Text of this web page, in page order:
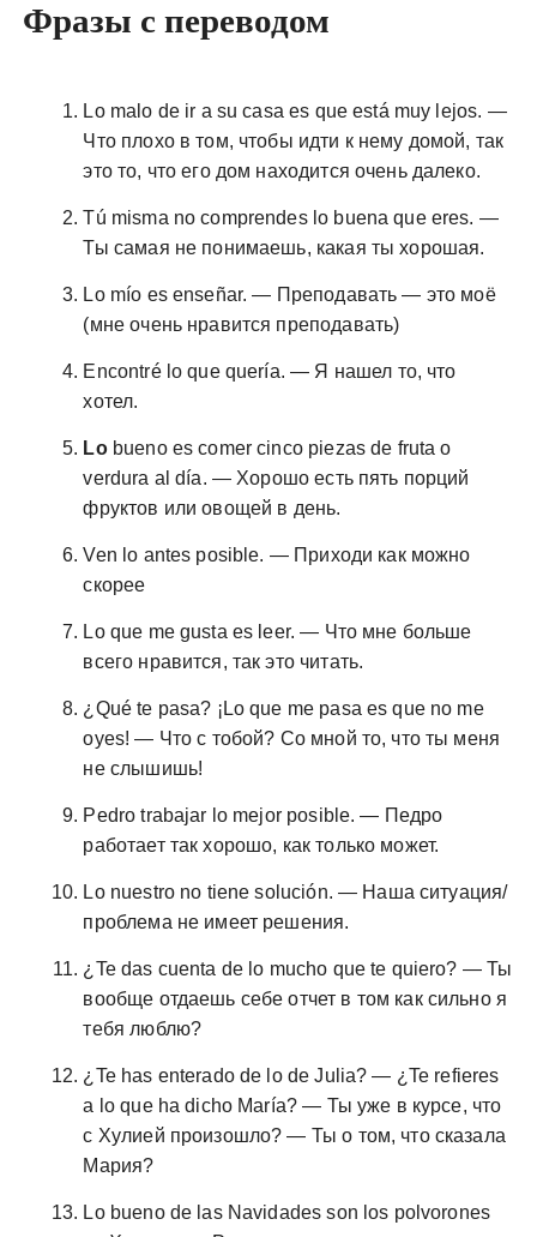
Фразы с переводом
Lo malo de ir a su casa es que está muy lejos. —
Что плохо в том, чтобы идти к нему домой, так
это то, что его дом находится очень далеко.
Tú misma no comprendes lo buena que eres. —
Ты самая не понимаешь, какая ты хорошая.
Lo mío es enseñar. — Преподавать — это моё
(мне очень нравится преподавать)
Encontré lo que quería. — Я нашел то, что
хотел.
Lobueno es comer cinco piezas de fruta o
verdura al día. — Хорошо есть пять порций
фруктов или овощей в день.
Ven lo antes posible. — Приходи как можно
скорее
Lo que me gusta es leer. — Что мне больше
всего нравится, так это читать.
¿Qué te pasa? ¡Lo que me pasa es que no me
oyes! — Что с тобой? Со мной то, что ты меня
не слышишь!
Pedro trabajar lo mejor posible. — Педро
работает так хорошо, как только может.
Lo nuestro no tiene solución. — Наша ситуация/
проблема не имеет решения.
¿Te das cuenta de lo mucho que te quiero? — Ты
вообще отдаешь себе отчет в том как сильно я
тебя люблю?
¿Te has enterado de lo de Julia? — ¿Te refieres
a lo que ha dicho María? — Ты уже в курсе, что
с Хулией произошло? — Ты о том, что сказала
Мария?
Lo bueno de las Navidades son los polvorones